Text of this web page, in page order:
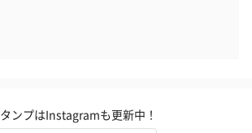
ン）（981円）
タンプはInstagramも更新中！